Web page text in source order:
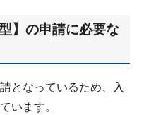
】の申請に必要な
となっているため、入
います。